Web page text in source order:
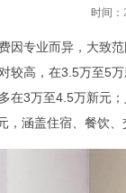
时间：
因专业而异，大致
较高，在3.5万至5
在3万至4.5万新元
涵盖住宿、餐饮、